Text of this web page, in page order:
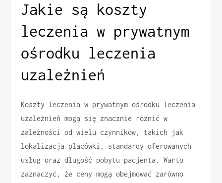
Jakie są koszty
leczenia w prywatnym
ośrodku leczenia
uzależnień
Koszty leczenia w prywatnym ośrodku leczenia
uzależnień mogą się znacznie różnić w
zależności od wielu czynników, takich jak
lokalizacja placówki, standardy oferowanych
usług oraz długość pobytu pacjenta. Warto
zaznaczyć, że ceny mogą obejmować zarówno